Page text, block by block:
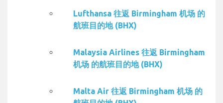
Lufthansa 往返 Birmingham 机场 的
航班目的地 (BHX)
Malaysia Airlines 往返 Birmingham
机场 的航班目的地 (BHX)
Malta Air 往返 Birmingham 机场 的